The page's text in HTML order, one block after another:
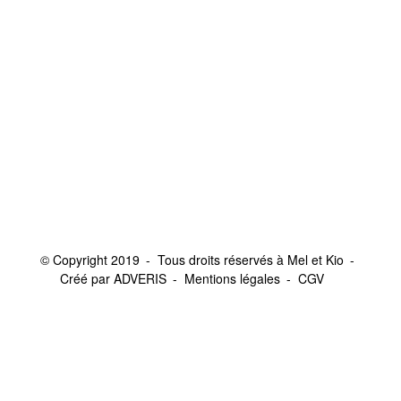
© Copyright 2019
Tous droits réservés à Mel et Kio
Créé par ADVERIS
Mentions légales CGV